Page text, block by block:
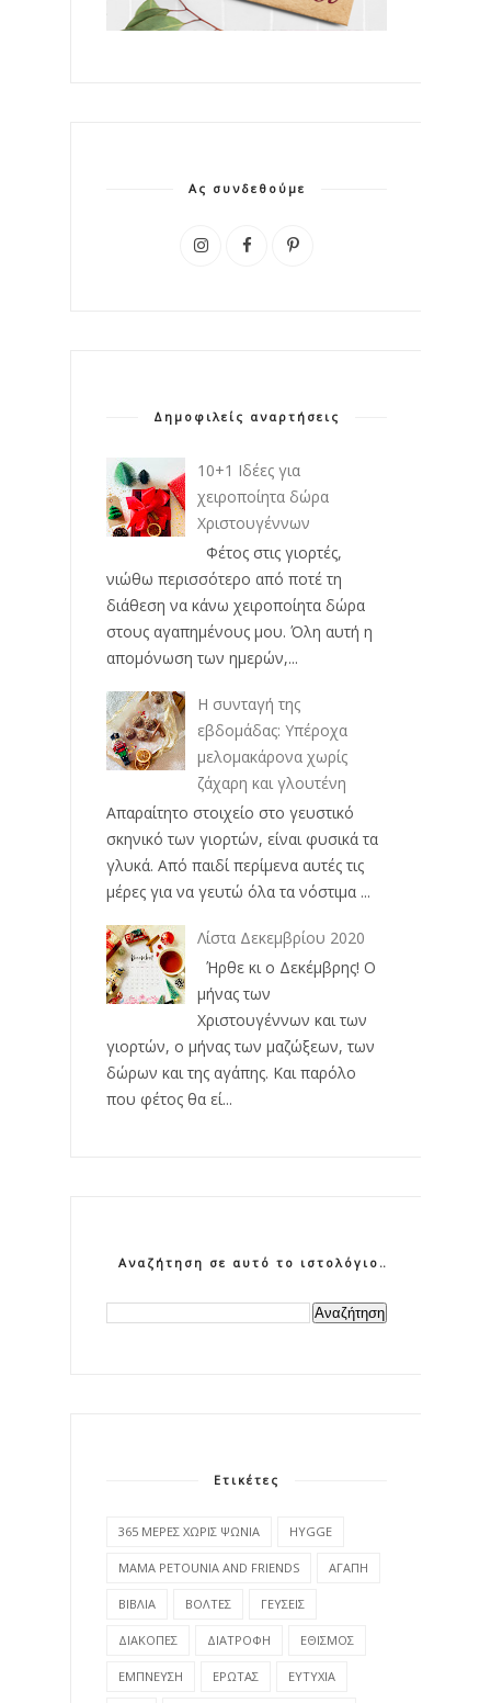
Ας συνδεθούμε
Δημοφιλείς αναρτήσεις
10+1 Ιδέες για
χειροποίητα δώρα
Χριστουγέννων
Φέτος στις γιορτές,
νιώθω περισσότερο από ποτέ τη
διάθεση να κάνω χειροποίητα δώρα
στους αγαπημένους μου. Όλη αυτή η
απομόνωση των ημερών,...
Η συνταγή της
εβδομάδας: Υπέροχα
μελομακάρονα χωρίς
ζάχαρη και γλουτένη
Απαραίτητο στοιχείο στο γευστικό
σκηνικό των γιορτών, είναι φυσικά τα
γλυκά. Από παιδί περίμενα αυτές τις
μέρες για να γευτώ όλα τα νόστιμα ...
Λίστα Δεκεμβρίου 2020
Ήρθε κι ο Δεκέμβρης! Ο
μήνας των
Χριστουγέννων και των
γιορτών, ο μήνας των μαζώξεων, των
δώρων και της αγάπης. Και παρόλο
που φέτος θα εί...
Αναζήτηση σε αυτό το ιστολόγιο
Ετικέτες
365 ΜΕΡΕΣ ΧΩΡΙΣ ΨΩΝΙΑ HYGGE
MAMA PETOUNIA AND FRIENDS ΑΓΑΠΗ
ΒΙΒΛΙΑ ΒΟΛΤΕΣ ΓΕΥΣΕΙΣ
ΔΙΑΚΟΠΕΣ ΔΙΑΤΡΟΦΗ ΕΘΙΣΜΟΣ
ΕΜΠΝΕΥΣΗ ΕΡΩΤΑΣ ΕΥΤΥΧΙΑ